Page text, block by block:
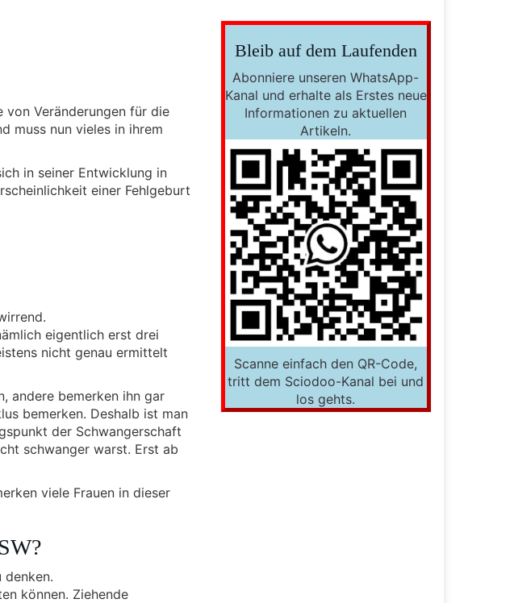
Veränderungen für die
muss nun vieles in ihrem
in seiner Entwicklung in
einer Fehlgeburt
eigentlich erst drei
nicht genau ermittelt
andere bemerken ihn gar
bemerken. Deshalb ist man
der Schwangerschaft
schwanger warst. Erst ab
viele Frauen in dieser
denken.
können. Ziehende
Bleib auf dem Laufenden
Abonniere unseren WhatsApp-
Kanal und erhalte als Erstes neue
Informationen zu aktuellen
Artikeln.
Scanne einfach den QR-Code,
tritt dem Sciodoo-Kanal bei und
los gehts.